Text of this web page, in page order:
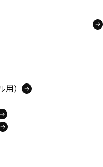
）